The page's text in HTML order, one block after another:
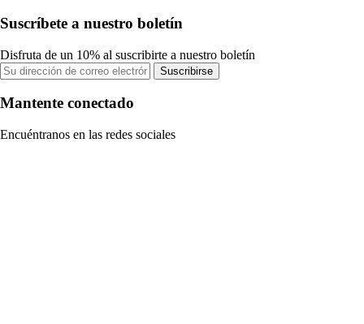
Suscríbete a nuestro boletín
Disfruta de un 10% al suscribirte a nuestro boletín
Suscribirse
Mantente conectado
Encuéntranos en las redes sociales